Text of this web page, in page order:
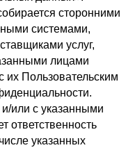
сторонними
системами,
услуг,
лицами
их Пользовательским
или с указанными
ответственность
указанных